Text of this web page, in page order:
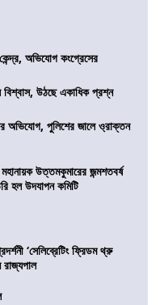
অভিযোগ কংগ্রেসের
বিশ্বাস, উঠছে একাধিক প্রশ্ন
অভিযোগ, পুলিশের জালে ও্রাক্তন
উত্তমকুমারের জন্মশতবর্ষ
হল উদযাপন কমিটি
‘সেলিব্রেটিং ফ্রিডম থ্রু
রাজ্যপাল